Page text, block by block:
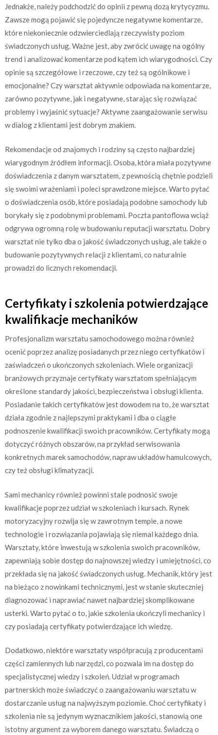
Jednakże, należy podchodzić do opinii z pewną dozą krytycyzmu.
Zawsze mogą pojawić się pojedyncze negatywne komentarze,
które niekoniecznie odzwierciedlają rzeczywisty poziom
świadczonych usług. Ważne jest, aby zwrócić uwagę na ogólny
trend i analizować komentarze pod kątem ich wiarygodności. Czy
opinie są szczegółowe i rzeczowe, czy też są ogólnikowe i
emocjonalne? Czy warsztat aktywnie odpowiada na komentarze,
zarówno pozytywne, jak i negatywne, starając się rozwiązać
problemy i wyjaśnić sytuacje? Aktywne zaangażowanie serwisu
w dialog z klientami jest dobrym znakiem.
Rekomendacje od znajomych i rodziny są często najbardziej
wiarygodnym źródłem informacji. Osoba, która miała pozytywne
doświadczenia z danym warsztatem, z pewnością chętnie podzieli
się swoimi wrażeniami i poleci sprawdzone miejsce. Warto pytać
o doświadczenia osób, które posiadają podobne samochody lub
borykały się z podobnymi problemami. Poczta pantoflowa wciąż
odgrywa ogromną rolę w budowaniu reputacji warsztatu. Dobry
warsztat nie tylko dba o jakość świadczonych usług, ale także o
budowanie pozytywnych relacji z klientami, co naturalnie
prowadzi do licznych rekomendacji.
Certyfikaty i szkolenia potwierdzające
kwalifikacje mechaników
Profesjonalizm warsztatu samochodowego można również
ocenić poprzez analizę posiadanych przez niego certyfikatów i
zaświadczeń o ukończonych szkoleniach. Wiele organizacji
branżowych przyznaje certyfikaty warsztatom spełniającym
określone standardy jakości, bezpieczeństwa i obsługi klienta.
Posiadanie takich certyfikatów jest dowodem na to, że warsztat
działa zgodnie z najlepszymi praktykami i dba o ciągłe
podnoszenie kwalifikacji swoich pracowników. Certyfikaty mogą
dotyczyć różnych obszarów, na przykład serwisowania
konkretnych marek samochodów, napraw układów hamulcowych,
czy też obsługi klimatyzacji.
Sami mechanicy również powinni stale podnosić swoje
kwalifikacje poprzez udział w szkoleniach i kursach. Rynek
motoryzacyjny rozwija się w zawrotnym tempie, a nowe
technologie i rozwiązania pojawiają się niemal każdego dnia.
Warsztaty, które inwestują w szkolenia swoich pracowników,
zapewniają sobie dostęp do najnowszej wiedzy i umiejętności, co
przekłada się na jakość świadczonych usług. Mechanik, który jest
na bieżąco z nowinkami technicznymi, jest w stanie skuteczniej
diagnozować i naprawiać nawet najbardziej skomplikowane
usterki. Warto pytać o to, jakie szkolenia ukończyli mechanicy i
czy posiadają certyfikaty potwierdzające ich wiedzę.
Dodatkowo, niektóre warsztaty współpracują z producentami
części zamiennych lub narzędzi, co pozwala im na dostęp do
specjalistycznej wiedzy i szkoleń. Udział w programach
partnerskich może świadczyć o zaangażowaniu warsztatu w
dostarczanie usług na najwyższym poziomie. Choć certyfikaty i
szkolenia nie są jedynym wyznacznikiem jakości, stanowią one
istotny argument za wyborem danego warsztatu. Świadczą o